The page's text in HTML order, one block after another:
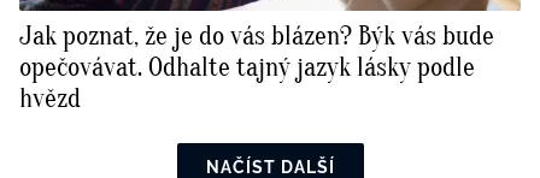
Jak poznat, že je do vás blázen? Býk vás bude
opečovávat. Odhalte tajný jazyk lásky podle
hvězd
NAČÍST DALŠÍ